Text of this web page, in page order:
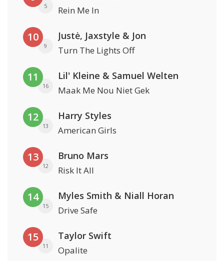
5 Rein Me In
10
9
Justė, Jaxstyle & Jon
Turn The Lights Off
11
16
Lil' Kleine & Samuel Welten
Maak Me Nou Niet Gek
12
13
Harry Styles
American Girls
13
12
Bruno Mars
Risk It All
14
15
Myles Smith & Niall Horan
Drive Safe
15
11
Taylor Swift
Opalite